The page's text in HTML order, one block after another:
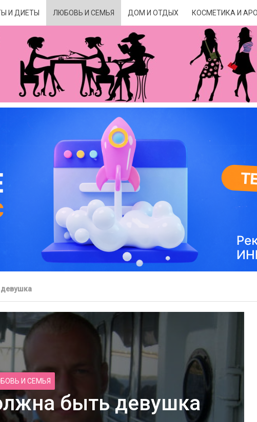
И ДИЕТЫ ЛЮБОВЬ И СЕМЬЯ ДОМ И ОТДЫХ КОСМЕТИКА И
девушка
И СЕМЬЯ
быть девушка
свадьбу в
кругу
Свойства льняного масла